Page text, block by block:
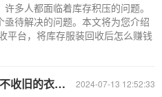
多人都面临着库存积压的问题。
待解决的问题。本文将为您介绍
平台，将库存服装回收后怎么赚钱
2024-07-13 12:52:33
存服装回收网站